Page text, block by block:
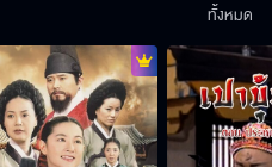
ทั้งหมด